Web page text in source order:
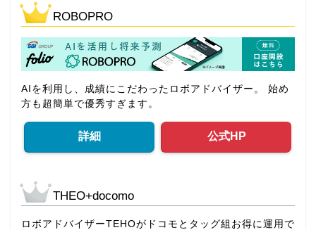
ROBOPRO
AIを利用し、成績にこだわったロボアドバイザー。 始め
方も超簡単で優秀すぎます。
詳細 公式HP
THEO+docomo
ロボアドバイザーTEHOがドコモとタッグ組お得に運用で